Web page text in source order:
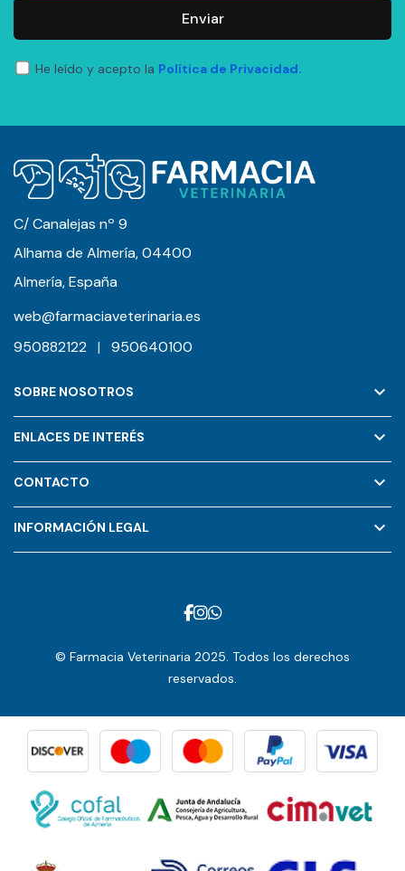
Enviar
He leído y acepto la Política de Privacidad.
C/ Canalejas nº 9
Alhama de Almería, 04400
Almería, España
web@farmaciaveterinaria.es
950882122
| 950640100
SOBRE NOSOTROS keyboard_arrow_down
ENLACES DE INTERÉS keyboard_arrow_down
CONTACTO keyboard_arrow_down
INFORMACIÓN LEGAL keyboard_arrow_down
© Farmacia Veterinaria 2025. Todos los derechos
reservados.